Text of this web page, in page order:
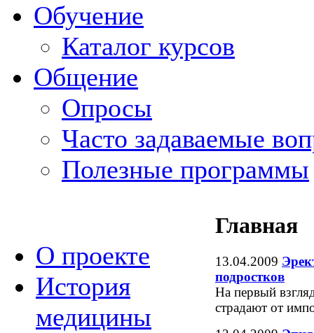
Обучение
Каталог курсов
Общение
Опросы
Часто задаваемые
Полезные программы
О проекте
История
медицины
Главная
13.04.2009
подростков
На первый
страдают от